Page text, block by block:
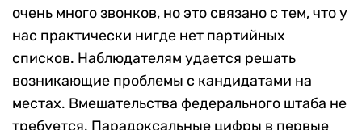
очень много звонков, но это связано с тем, что у
нас практически нигде нет партийных
списков. Наблюдателям удается решать
возникающие проблемы с кандидатами на
местах. Вмешательства федерального штаба не
требуется. Парадоксальные цифры в первые